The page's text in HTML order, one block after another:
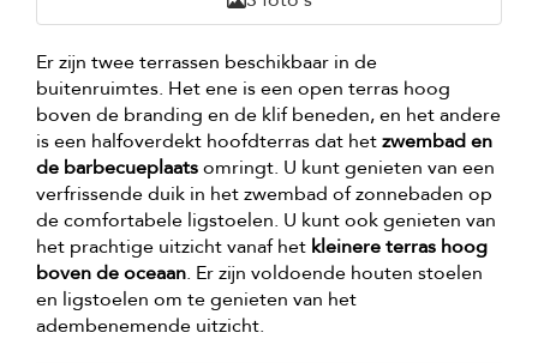
Er zijn twee terrassen beschikbaar in de
buitenruimtes. Het ene is een open terras hoog
boven de branding en de klif beneden, en het andere
is een halfoverdekt hoofdterras dat hetzwembad en
de barbecueplaatsomringt. U kunt genieten van een
verfrissende duik in het zwembad of zonnebaden op
de comfortabele ligstoelen. U kunt ook genieten van
het prachtige uitzicht vanaf het kleinere terras hoog
boven de oceaan. Er zijn voldoende houten stoelen
en ligstoelen om te genieten van het
adembenemende uitzicht.